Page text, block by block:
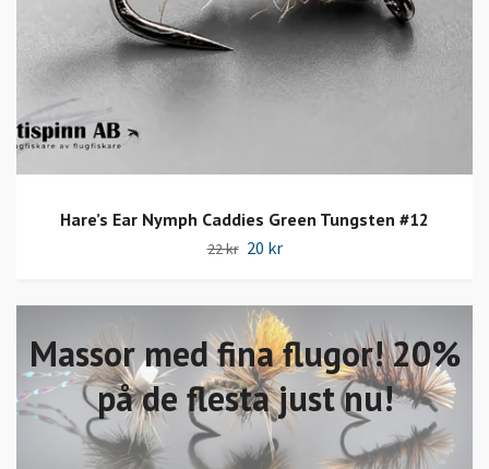
Massor med fina flugor! 20%
på de flesta just nu!
Hare’s Ear Nymph Caddies Green Tungsten #12
22 kr 20 kr